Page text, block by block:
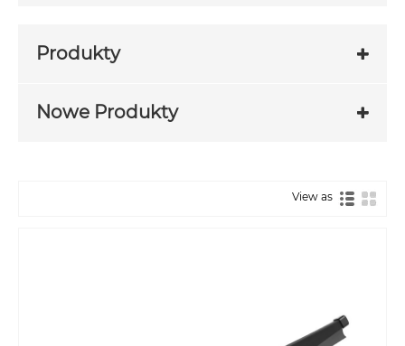
Produkty
Nowe Produkty
View as